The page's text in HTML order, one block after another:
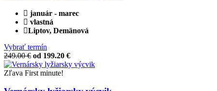
január - marec
vlastná
Liptov, Demänová
Vybrať termín
249.00 € od 199.20 €
Zľava First minute!